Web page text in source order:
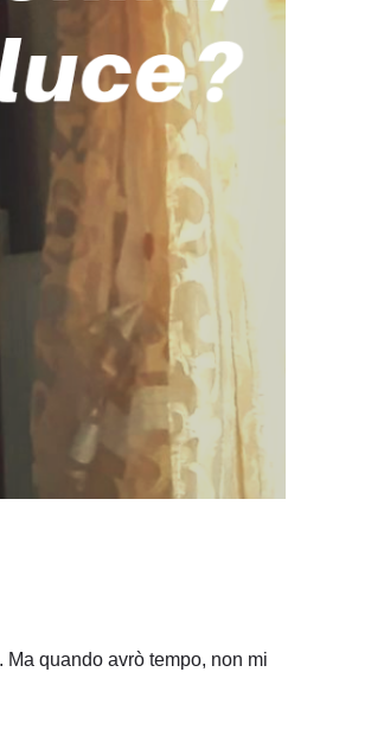
quando avrò tempo, non mi